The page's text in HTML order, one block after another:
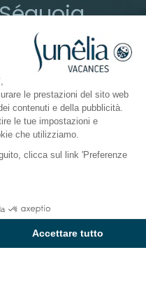
le prestazioni del sito web
contenuti e della pubblicità.
le tue impostazioni e
che utilizziamo.
clicca sul link 'Preferenze
Accettare tutto
settembre 2026
Intorno
Le Prenota